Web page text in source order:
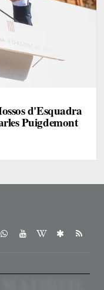
d'Esquadra
Puigdemont